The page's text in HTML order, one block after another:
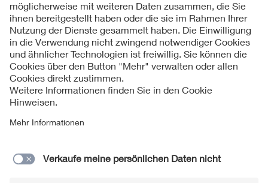
Kontakt
Impressum
Datenschutzinformationen
Cookie Hinweise
Compliance
Jahresarchiv